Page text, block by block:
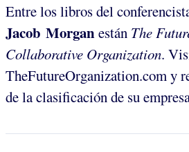
Entre los libros del
Jacob Morganestán The
Collaborative Organization.
TheFutureOrganization.com y
de la clasificación de su